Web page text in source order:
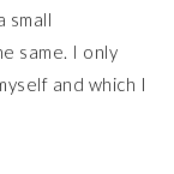
small
same. I only
and which I